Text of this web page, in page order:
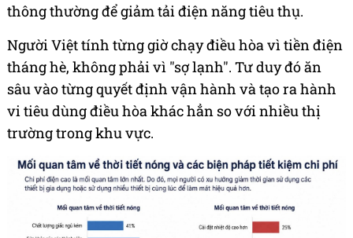
thông thường để giảm tải điện năng tiêu thụ.
Người Việt tính từng giờ chạy điều hòa vì tiền điện
tháng hè, không phải vì "sợ lạnh". Tư duy đó ăn
sâu vào từng quyết định vận hành và tạo ra hành
vi tiêu dùng điều hòa khác hẳn so với nhiều thị
trường trong khu vực.